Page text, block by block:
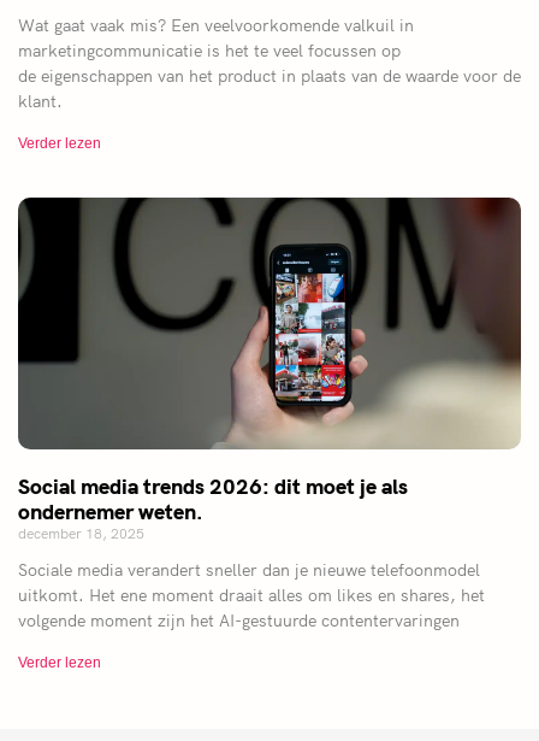
Wat gaat vaak mis? Een veelvoorkomende valkuil in
marketingcommunicatie is het te veel focussen op
de eigenschappen van het product in plaats van de waarde voor de
klant.
Verder lezen
Social media trends 2026: dit moet je als
ondernemer weten.
december 18, 2025
Sociale media verandert sneller dan je nieuwe telefoonmodel
uitkomt. Het ene moment draait alles om likes en shares, het
volgende moment zijn het AI-gestuurde contentervaringen
Verder lezen